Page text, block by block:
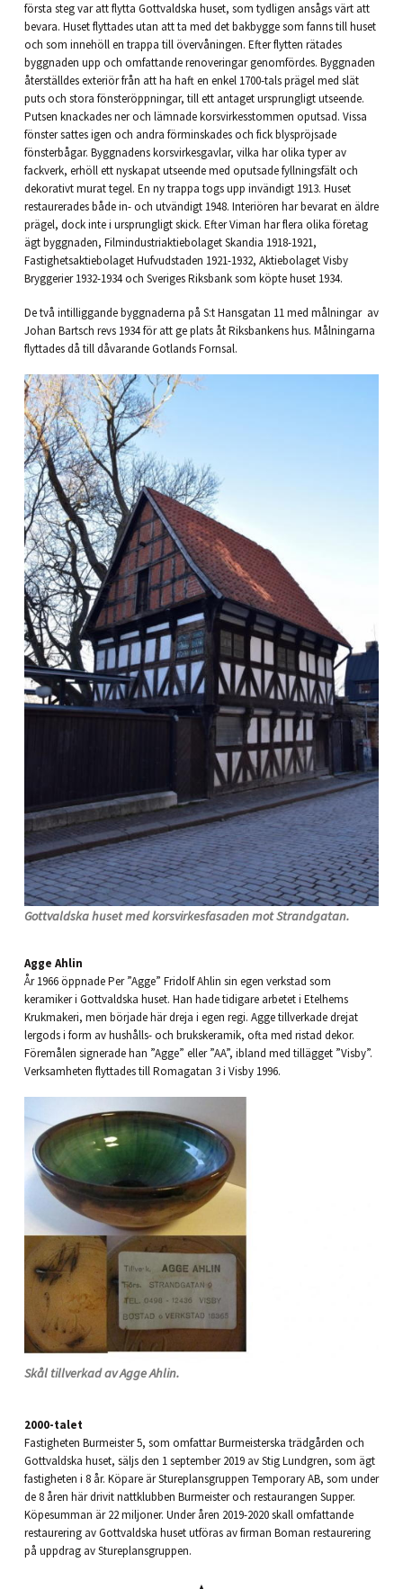
första steg var att flytta Gottvaldska huset, som tydligen ansågs värt att
bevara. Huset flyttades utan att ta med det bakbygge som fanns till huset
och som innehöll en trappa till övervåningen. Efter flytten rätades
byggnaden upp och omfattande renoveringar genomfördes. Byggnaden
återställdes exteriör från att ha haft en enkel 1700-tals prägel med slät
puts och stora fönsteröppningar, till ett antaget ursprungligt utseende.
Putsen knackades ner och lämnade korsvirkesstommen oputsad. Vissa
fönster sattes igen och andra förminskades och fick blyspröjsade
fönsterbågar. Byggnadens korsvirkesgavlar, vilka har olika typer av
fackverk, erhöll ett nyskapat utseende med oputsade fyllningsfält och
dekorativt murat tegel. En ny trappa togs upp invändigt 1913. Huset
restaurerades både in- och utvändigt 1948. Interiören har bevarat en äldre
prägel, dock inte i ursprungligt skick. Efter Viman har flera olika företag
ägt byggnaden, Filmindustriaktiebolaget Skandia 1918-1921,
Fastighetsaktiebolaget Hufvudstaden 1921-1932, Aktiebolaget Visby
Bryggerier 1932-1934 och Sveriges Riksbank som köpte huset 1934.
De två intilliggande byggnaderna på S:t Hansgatan 11 med målningar av
Johan Bartsch revs 1934 för att ge plats åt Riksbankens hus. Målningarna
flyttades då till dåvarande Gotlands Fornsal.
Gottvaldska huset med korsvirkesfasaden mot Strandgatan.
Agge Ahlin
År 1966 öppnade Per ”Agge” Fridolf Ahlin sin egen verkstad som
keramiker i Gottvaldska huset. Han hade tidigare arbetet i Etelhems
Krukmakeri, men började här dreja i egen regi. Agge tillverkade drejat
lergods i form av hushålls- och brukskeramik, ofta med ristad dekor.
Föremålen signerade han ”Agge” eller ”AA”, ibland med tillägget ”Visby”.
Verksamheten flyttades till Romagatan 3 i Visby 1996.
Skål tillverkad av Agge Ahlin.
2000-talet
Fastigheten Burmeister 5, som omfattar Burmeisterska trädgården och
Gottvaldska huset, säljs den 1 september 2019 av Stig Lundgren, som ägt
fastigheten i 8 år. Köpare är Stureplansgruppen Temporary AB, som under
de 8 åren här drivit nattklubben Burmeister och restaurangen Supper.
Köpesumman är 22 miljoner. Under åren 2019-2020 skall omfattande
restaurering av Gottvaldska huset utföras av firman Boman restaurering
på uppdrag av Stureplansgruppen.